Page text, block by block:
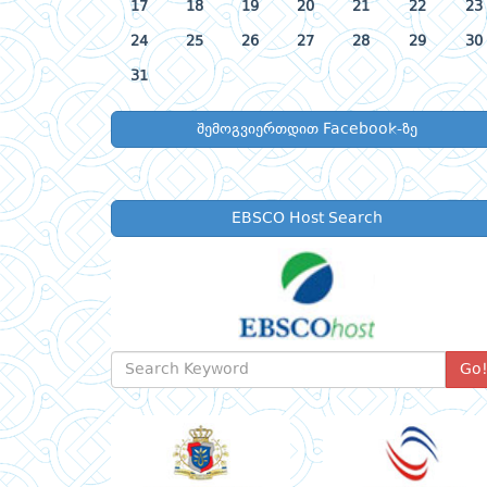
17 18 19 20 21 22 23
24 25 26 27 28 29 30
31
შემოგვიერთდით Facebook-ზე
EBSCO Host Search
Go!